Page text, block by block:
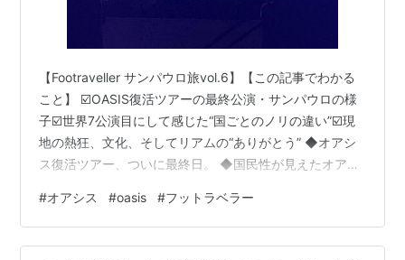
【Footraveller サンパウロ旅vol.6】【この記事でわかる
こと】 ☑️OASIS復活ツアーの最終公演・サンパウロの様
子☑️世界7公演目にして感じた“国ごとのノリの違い”☑️現
地の熱狂、文化、そしてリアムの“ありがとう” ◆オアシ
ス復活ツアー、ついに最終日。 ◆国民性が見えたオアシ
旅はやめられない！ ◆次回予告 ◆オアシス関連 ◆オア
シス復活ツアー、ついに最終日。 サンパウロ公演を見て
きたぜ！ 朝10時、開門6時間前から並んで…ノエルの真
#オアシス #oasis #フットラベラー